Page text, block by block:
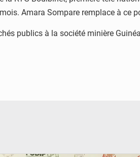
Amara Sompare remplace à ce
publics à la société minière